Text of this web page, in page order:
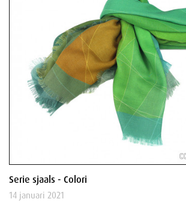
Serie sjaals - Colori
14 januari 2021